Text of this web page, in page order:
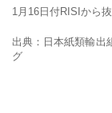
1月16日付RISIから
出典：日本紙類輸
グ